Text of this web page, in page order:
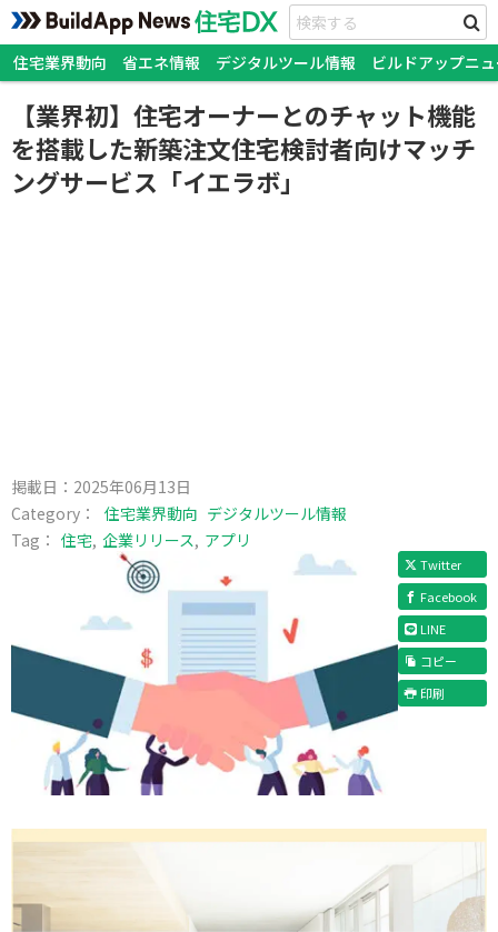
住宅業界動向 省エネ情報 デジタルツール情報 ビルドアップニ
【業界初】住宅オーナーとのチャット機能
を搭載した新築注文住宅検討者向けマッチ
ングサービス「イエラボ」
掲載日： 2025年06月13日
Category：
住宅業界動向 デジタルツール情報
Tag： 住宅 企業リリース アプリ
Twitter
Facebook
LINE
コピー
印刷